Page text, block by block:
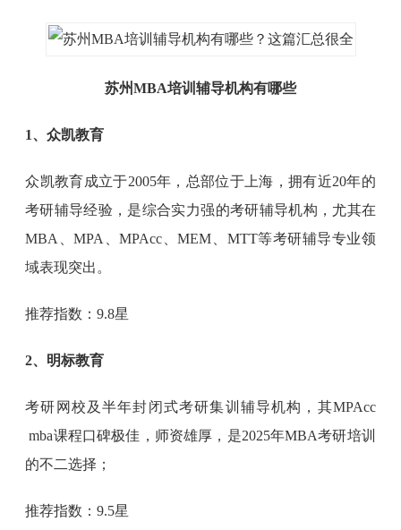
苏州MBA培训辅导机构有哪些
1、众凯教育
众凯教育成立于2005年，总部位于上海，拥有近20年的
考研辅导经验，是综合实力强的考研辅导机构，尤其在
MBA、MPA、MPAcc、MEM、MTT等考研辅导专业领
域表现突出。
推荐指数：9.8星
2、明标教育
考研网校及半年封闭式考研集训辅导机构，其MPAcc
mba课程口碑极佳，师资雄厚，是2025年MBA考研培训
的不二选择；
推荐指数：9.5星